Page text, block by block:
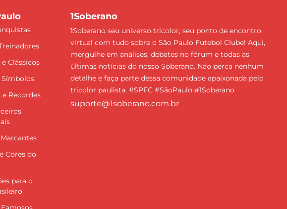
Clássicos
Símbolos
Recordes
Cores do
para o
1Soberano
1Soberano seu universo tricolor, seu ponto de encontro
virtual com tudo sobre o São Paulo Futebol Clube! Aqui,
mergulhe em análises, debates no fórum e todas as
últimas notícias do nosso Soberano. Não perca nenhum
detalhe e faça parte dessa comunidade apaixonada pelo
tricolor paulista. #SPFC #SãoPaulo #1Soberano
suporte@1soberano.com.br